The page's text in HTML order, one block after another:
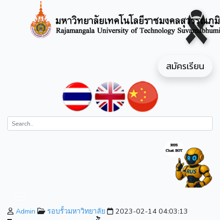
สมัครเรียน
Admin รอบรั้วมหาวิทยาลัย 2023-02-14 04:03:13